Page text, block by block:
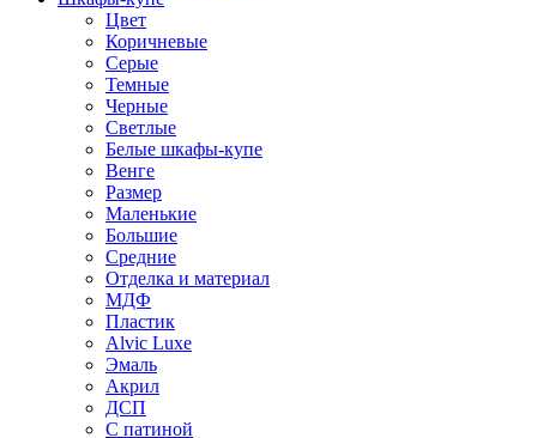
Цвет
Коричневые
Серые
Темные
Черные
Светлые
Белые шкафы-купе
Венге
Размер
Маленькие
Большие
Средние
Отделка и материал
МДФ
Пластик
Alvic Luxe
Эмаль
Акрил
ДСП
С патиной